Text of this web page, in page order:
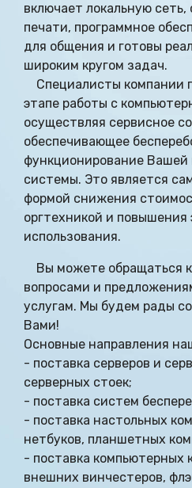
включает локальную
печати, программное
для общения и готовы
широким кругом задач.
Специалисты компании
этапе работы с
осуществляя сервисное
обеспечивающее
функционирование
системы. Это является
формой снижения
оргтехникой и
использования.
Вы можете обращаться
вопросами и
услугам. Мы будем рады
Вами!
Основные направления
- поставка серверов и
серверных стоек;
- поставка систем
- поставка настольных
нетбуков, планшетных
- поставка компьютерных
внешних винчестеров,